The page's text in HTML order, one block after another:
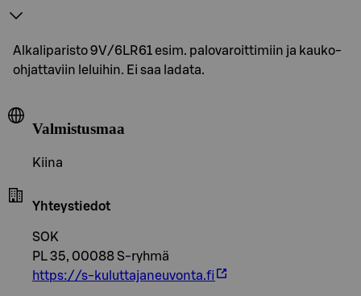
Alkaliparisto 9V/6LR61 esim. palovaroittimiin ja kauko-
ohjattaviin leluihin. Ei saa ladata.
Valmistusmaa
Kiina
Yhteystiedot
SOK
PL 35, 00088 S-ryhmä
https://s-kuluttajaneuvonta.fi